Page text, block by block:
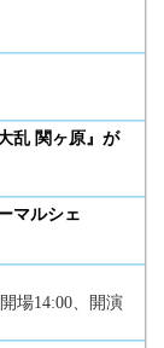
乱 関ヶ原』が
マルシェ
場14:00、開演